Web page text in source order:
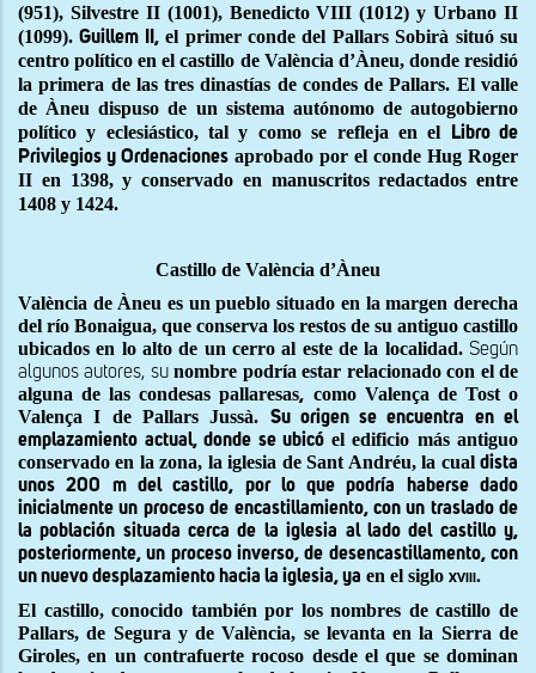
(951), Silvestre II (1001), Benedicto VIII (1012) y Urbano II
(1099).Guillem II,el primer conde del Pallars Sobirà situó su
centro político en el castillo de València d’Àneu, donde residió
la primera de las tres dinastías de condes de Pallars. El valle
de Àneu dispuso de un sistema autónomo de autogobierno
político y eclesiástico, tal y como se refleja en el
Libro de
Privilegios y Ordenaciones aprobado por el conde Hug Roger
II en 1398, y conservado en manuscritos redactados entre
1408 y 1424.
Castillo de València d’Àneu
València de Àneu es un pueblo situado en la margen derecha
del río Bonaigua, que conserva los restos de su antiguo castillo
ubicados en lo alto de un cerro al este de la localidad.Según
algunos autores, sunombre podría estar relacionado con el de
alguna de las condesas pallaresas, como Valença de Tost o
Valença I de Pallars Jussà. Su origen se encuentra en el
emplazamiento actual, donde se ubicó el edificio más antiguo
conservado en la zona, la iglesia de Sant Andréu, la cual dista
unos 200 m del castillo, por lo que podría haberse dado
inicialmente un proceso de encastillamiento, con un traslado de
la población situada cerca de la iglesia al lado del castillo y,
posteriormente, un proceso inverso, de desencastillamento, con
un nuevo desplazamiento hacia la iglesia, ya en el siglo xviii.
El castillo, conocido también por los nombres de castillo de
Pallars, de Segura y de València, se levanta en la Sierra de
Giroles, en un contrafuerte rocoso desde el que se dominan